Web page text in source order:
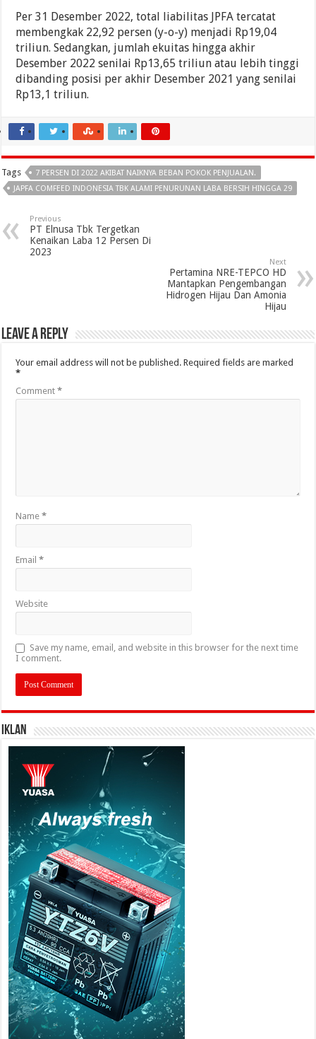
Per 31 Desember 2022, total liabilitas JPFA tercatat
membengkak 22,92 persen (y-o-y) menjadi Rp19,04
triliun. Sedangkan, jumlah ekuitas hingga akhir
Desember 2022 senilai Rp13,65 triliun atau lebih tinggi
dibanding posisi per akhir Desember 2021 yang senilai
Rp13,1 triliun.
Tags
7 PERSEN DI 2022 AKIBAT NAIKNYA BEBAN POKOK PENJUALAN.
JAPFA COMFEED INDONESIA TBK ALAMI PENURUNAN LABA BERSIH HINGGA 29
Previous
PT Elnusa Tbk Tergetkan
Kenaikan Laba 12 Persen Di
2023
Next
Pertamina NRE-TEPCO HD
Mantapkan Pengembangan
Hidrogen Hijau Dan Amonia
Hijau
Leave a Reply
Your email address will not be published. Required fields are marked
*
Comment*
Name*
Email*
Website
Save my name, email, and website in this browser for the next time
I comment.
IKLAN